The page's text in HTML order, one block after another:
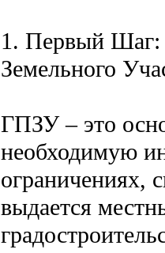
1. Первый Шаг:
Земельного
ГПЗУ – это
необходимую
ограничениях,
выдается